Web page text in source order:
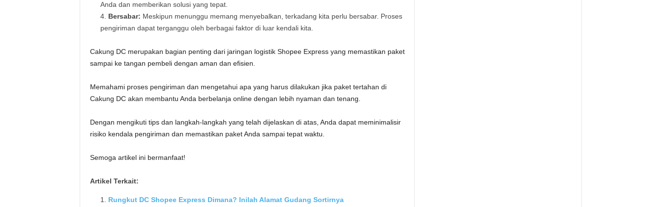
Anda dan memberikan solusi yang tepat.
Bersabar: Meskipun menunggu memang menyebalkan, terkadang kita perlu bersabar. Proses
pengiriman dapat terganggu oleh berbagai faktor di luar kendali kita.
Cakung DC merupakan bagian penting dari jaringan logistik Shopee Express yang memastikan paket
sampai ke tangan pembeli dengan aman dan efisien.
Memahami proses pengiriman dan mengetahui apa yang harus dilakukan jika paket tertahan di
Cakung DC akan membantu Anda berbelanja online dengan lebih nyaman dan tenang.
Dengan mengikuti tips dan langkah-langkah yang telah dijelaskan di atas, Anda dapat meminimalisir
risiko kendala pengiriman dan memastikan paket Anda sampai tepat waktu.
Semoga artikel ini bermanfaat!
Artikel Terkait:
Rungkut DC Shopee Express Dimana? Inilah Alamat Gudang Sortirnya